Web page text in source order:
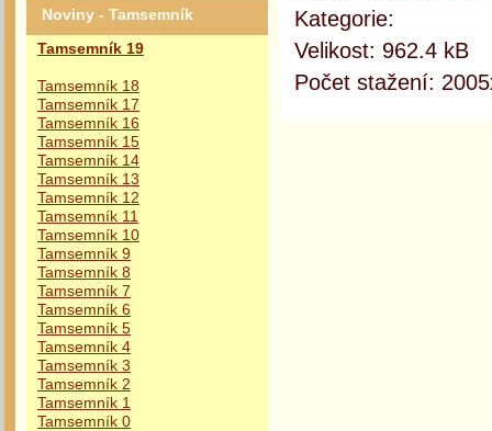
Noviny - Tamsemník
Tamsemník 19
Tamsemník 18
Tamsemník 17
Tamsemník 16
Tamsemník 15
Tamsemník 14
Tamsemník 13
Tamsemník 12
Tamsemník 11
Tamsemník 10
Tamsemník 9
Tamsemník 8
Tamsemník 7
Tamsemník 6
Tamsemník 5
Tamsemník 4
Tamsemník 3
Tamsemník 2
Tamsemník 1
Tamsemník 0
Kategorie:
Velikost: 962.4 kB
Počet stažení: